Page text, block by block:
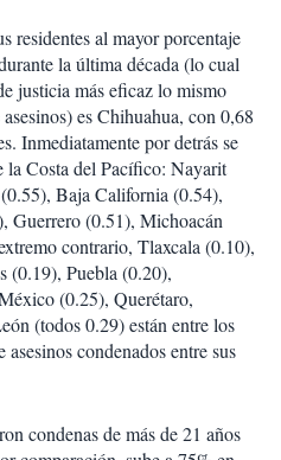
residentes al mayor porcentaje
la última década (lo cual
justicia más eficaz lo mismo
es Chihuahua, con 0,68
Inmediatamente por detrás se
la Costa del Pacífico: Nayarit
Baja California (0.54),
Guerrero (0.51), Michoacán
contrario, Tlaxcala (0.10),
(0.19), Puebla (0.20),
(0.25), Querétaro,
(todos 0.29) están entre los
condenados entre sus
condenas de más de 21 años